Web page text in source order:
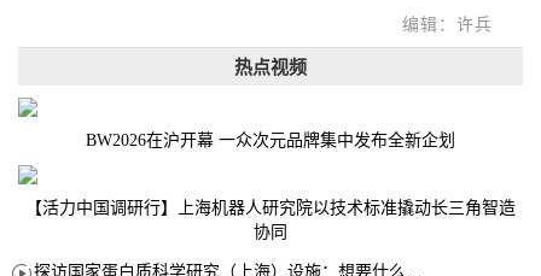
编辑：许兵
热点视频
BW2026在沪开幕 一众次元品牌集中发布全新企划
【活力中国调研行】上海机器人研究院以技术标准撬动长三角智造
协同